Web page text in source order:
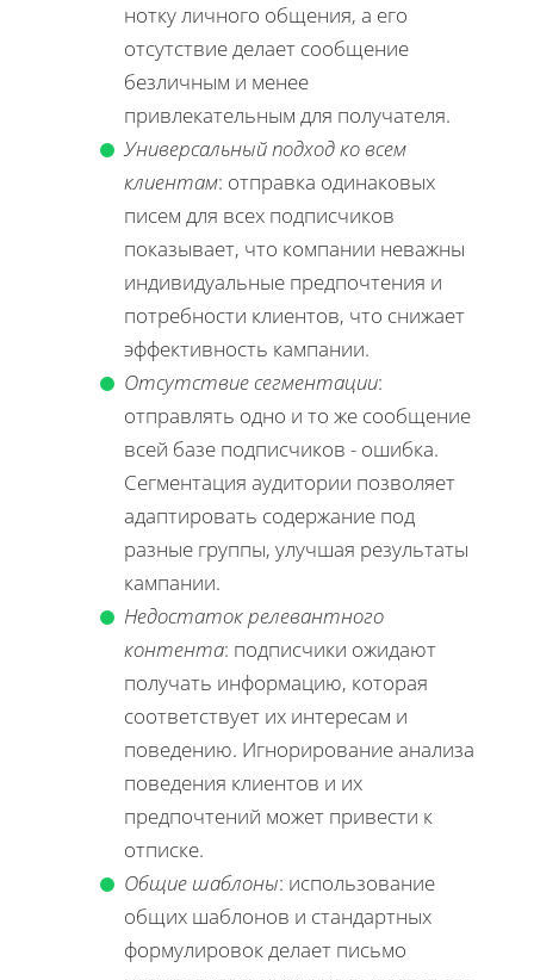
нотку личного общения, а его
отсутствие делает сообщение
безличным и менее
привлекательным для получателя.
Универсальный подход ко всем
клиентам: отправка одинаковых
писем для всех подписчиков
показывает, что компании неважны
индивидуальные предпочтения и
потребности клиентов, что снижает
эффективность кампании.
Отсутствие сегментации:
отправлять одно и то же сообщение
всей базе подписчиков - ошибка.
Сегментация аудитории позволяет
адаптировать содержание под
разные группы, улучшая результаты
кампании.
Недостаток релевантного
контента: подписчики ожидают
получать информацию, которая
соответствует их интересам и
поведению. Игнорирование анализа
поведения клиентов и их
предпочтений может привести к
отписке.
Общие шаблоны: использование
общих шаблонов и стандартных
формулировок делает письмо